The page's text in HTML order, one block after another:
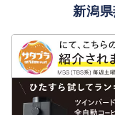
新潟